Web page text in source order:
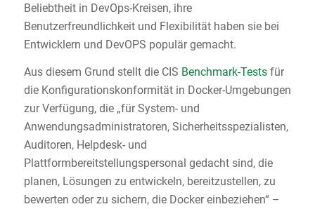
Beliebtheit in DevOps-Kreisen, ihre
Benutzerfreundlichkeit und Flexibilität haben sie bei
Entwicklern und DevOPS populär gemacht.
Aus diesem Grund stellt die CIS Benchmark-Testsfür
die Konfigurationskonformität in Docker-Umgebungen
zur Verfügung, die „für System- und
Anwendungsadministratoren, Sicherheitsspezialisten,
Auditoren, Helpdesk- und
Plattformbereitstellungspersonal gedacht sind, die
planen, Lösungen zu entwickeln, bereitzustellen, zu
bewerten oder zu sichern, die Docker einbeziehen“ –